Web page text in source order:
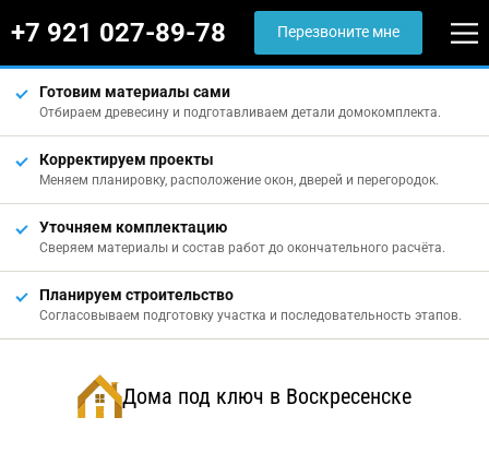
+7 921 027-89-78 Перезвоните мне
Готовим материалы сами
Отбираем древесину и подготавливаем детали домокомплекта.
Корректируем проекты
Меняем планировку, расположение окон, дверей и перегородок.
Уточняем комплектацию
Сверяем материалы и состав работ до окончательного расчёта.
Планируем строительство
Согласовываем подготовку участка и последовательность этапов.
Дома под ключ в Воскресенске